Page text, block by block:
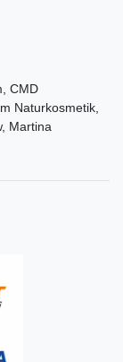
CMD
Naturkosmetik,
Martina